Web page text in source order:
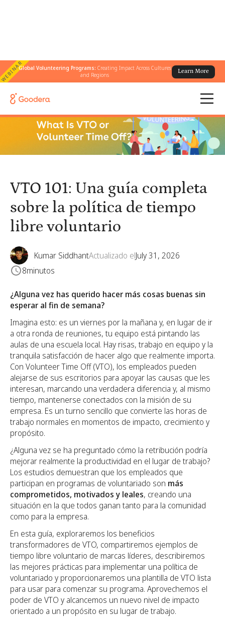
WEBINARGlobal Volunteering Programs: Creating Impact Across Cultures
and Regions
Learn More
← Todos los blogs
/
voluntario
VTO 101: Una guía completa
sobre la política de tiempo
libre voluntario
Kumar SiddhantActualizado elJuly 31, 2026
8minutos
¿Alguna vez has querido hacer más cosas buenas sin
esperar al fin de semana?
Imagina esto: es un viernes por la mañana y, en lugar de ir
a otra ronda de reuniones, tu equipo está pintando las
aulas de una escuela local. Hay risas, trabajo en equipo y la
tranquila satisfacción de hacer algo que realmente importa.
Con Volunteer Time Off (VTO), los empleados pueden
alejarse de sus escritorios para apoyar las causas que les
interesan, marcando una verdadera diferencia y, al mismo
tiempo, mantenerse conectados con la misión de su
empresa. Es un turno sencillo que convierte las horas de
trabajo normales en momentos de impacto, crecimiento y
propósito.
¿Alguna vez se ha preguntado cómo la retribución podría
mejorar realmente la productividad en el lugar de trabajo?
Los estudios demuestran que los empleados que
participan en programas de voluntariado son más
comprometidos, motivados y leales, creando una
situación en la que todos ganan tanto para la comunidad
como para la empresa.
En esta guía, exploraremos los beneficios
transformadores de VTO, compartiremos ejemplos de
tiempo libre voluntario de marcas líderes, describiremos
las mejores prácticas para implementar una política de
voluntariado y proporcionaremos una plantilla de VTO lista
para usar para comenzar su programa. Aprovechemos el
poder de VTO y alcancemos un nuevo nivel de impacto
orientado a un propósito en su lugar de trabajo.